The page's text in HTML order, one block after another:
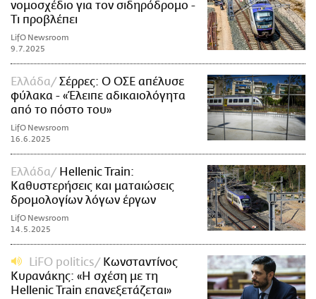
νομοσχέδιο για τον σιδηρόδρομο -
Τι προβλέπει
LifO Newsroom
9.7.2025
Ελλάδα
Σέρρες: Ο ΟΣΕ απέλυσε
φύλακα - «Έλειπε αδικαιολόγητα
από το πόστο του»
LifO Newsroom
16.6.2025
Ελλάδα
Hellenic Train:
Καθυστερήσεις και ματαιώσεις
δρομολογίων λόγων έργων
LifO Newsroom
14.5.2025
LiFO politics
Κωνσταντίνος
Κυρανάκης: «Η σχέση με τη
Hellenic Train επανεξετάζεται»